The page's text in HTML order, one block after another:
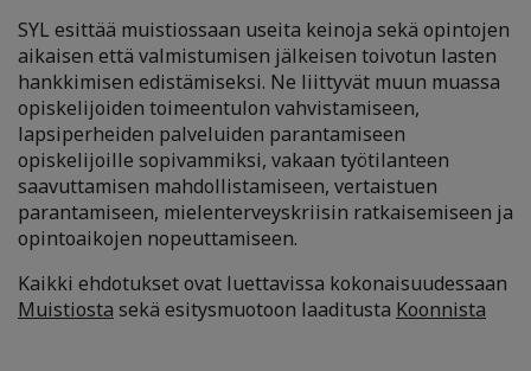
SYL esittää muistiossaan useita keinoja sekä opintojen
aikaisen että valmistumisen jälkeisen toivotun lasten
hankkimisen edistämiseksi. Ne liittyvät muun muassa
opiskelijoiden toimeentulon vahvistamiseen,
lapsiperheiden palveluiden parantamiseen
opiskelijoille sopivammiksi, vakaan työtilanteen
saavuttamisen mahdollistamiseen, vertaistuen
parantamiseen, mielenterveyskriisin ratkaisemiseen ja
opintoaikojen nopeuttamiseen.
Kaikki ehdotukset ovat luettavissa kokonaisuudessaan
Muistiosta sekä esitysmuotoon laaditusta Koonnista